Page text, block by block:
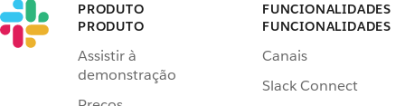
PRODUTO
PRODUTO
Assistir à
demonstração
FUNCIONALIDADES
FUNCIONALIDADES
Canais
Slack Connect